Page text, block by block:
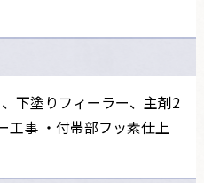
下塗りフィーラー、主剤2
事 ・付帯部フッ素仕上